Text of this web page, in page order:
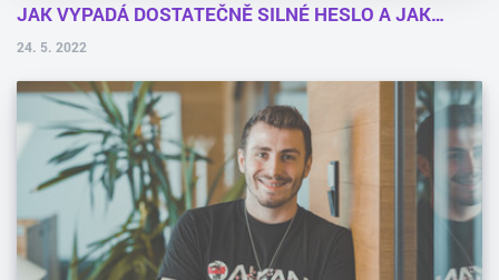
JAK VYPADÁ DOSTATEČNĚ SILNÉ HESLO A JAK…
24. 5. 2022